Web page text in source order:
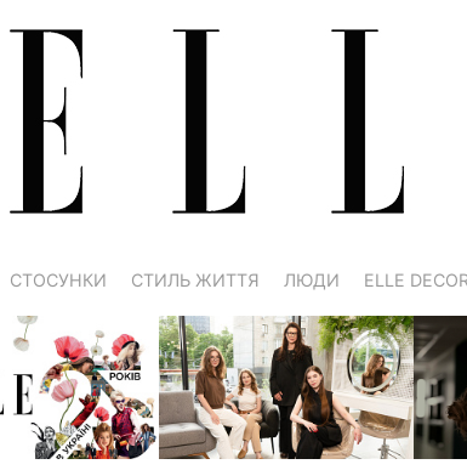
СТОСУНКИ СТИЛЬ ЖИТТЯ ЛЮДИ ELLE